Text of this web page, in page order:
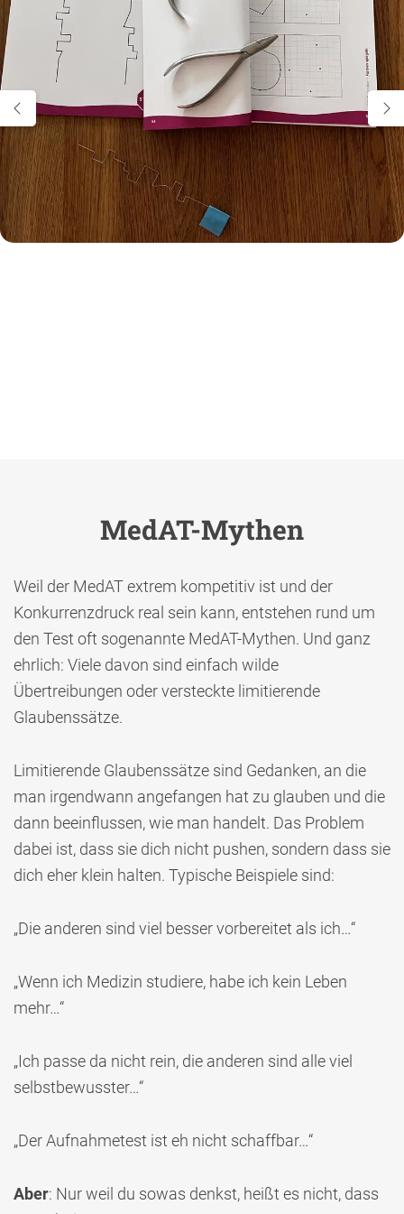
MedAT-Mythen
Weil der MedAT extrem kompetitiv ist und der
Konkurrenzdruck real sein kann, entstehen rund um
den Test oft sogenannte MedAT-Mythen. Und ganz
ehrlich: Viele davon sind einfach wilde
Übertreibungen oder versteckte limitierende
Glaubenssätze.
Limitierende Glaubenssätze sind Gedanken, an die
man irgendwann angefangen hat zu glauben und die
dann beeinflussen, wie man handelt. Das Problem
dabei ist, dass sie dich nicht pushen, sondern dass sie
dich eher klein halten. Typische Beispiele sind:
„Die anderen sind viel besser vorbereitet als ich…“
„Wenn ich Medizin studiere, habe ich kein Leben
mehr…“
„Ich passe da nicht rein, die anderen sind alle viel
selbstbewusster…“
„Der Aufnahmetest ist eh nicht schaffbar…“
Aber: Nur weil du sowas denkst, heißt es nicht, dass